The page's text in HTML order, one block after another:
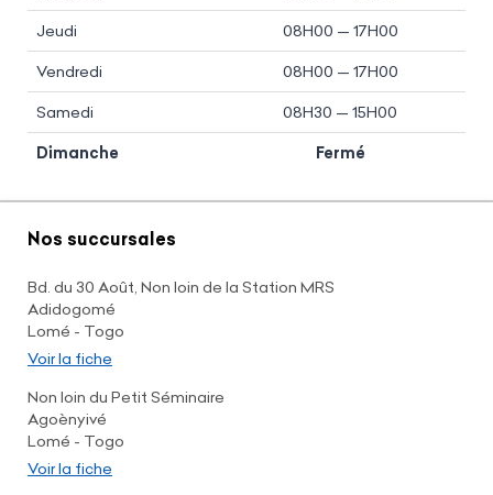
Jeudi 08H00 — 17H00
Vendredi 08H00 — 17H00
Samedi 08H30 — 15H00
Dimanche Fermé
Nos succursales
Bd. du 30 Août, Non loin de la Station MRS
Adidogomé
Lomé - Togo
Voir la fiche
Non loin du Petit Séminaire
Agoènyivé
Lomé - Togo
Voir la fiche